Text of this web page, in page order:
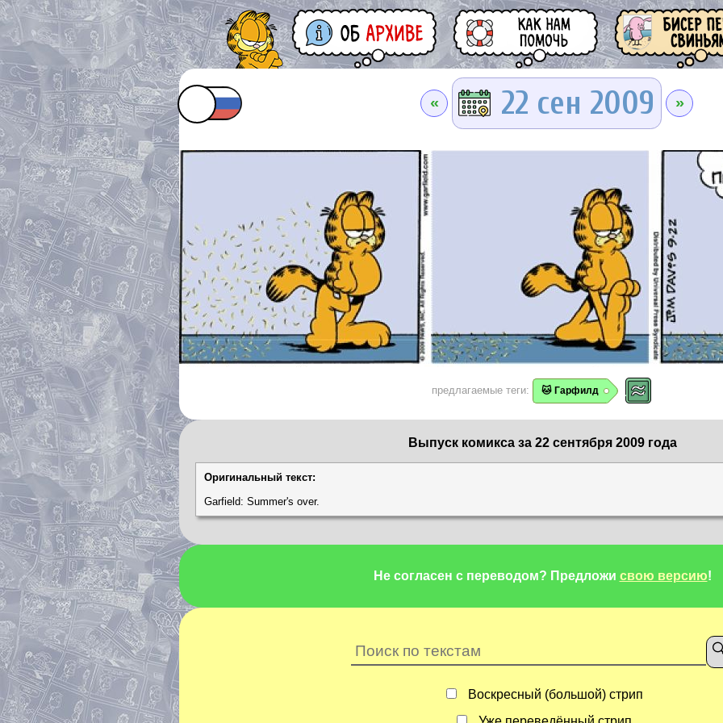
« 22 сен 2009 »
предлагаемые теги: 🐱 Гарфилд
Выпуск комикса за 22 сентября 2009 года
Оригинальный текст:
Garfield: Summer's over.
Не согласен с переводом? Предложи свою версию!
Воскресный (большой) стрип